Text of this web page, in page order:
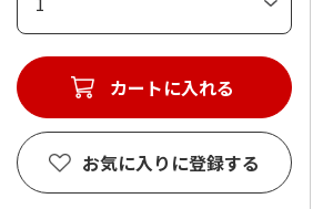
カートに入れる
お気に入りに登録する